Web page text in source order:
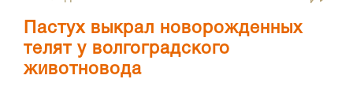
Пастух выкрал новорожденных
телят у волгоградского
животновода